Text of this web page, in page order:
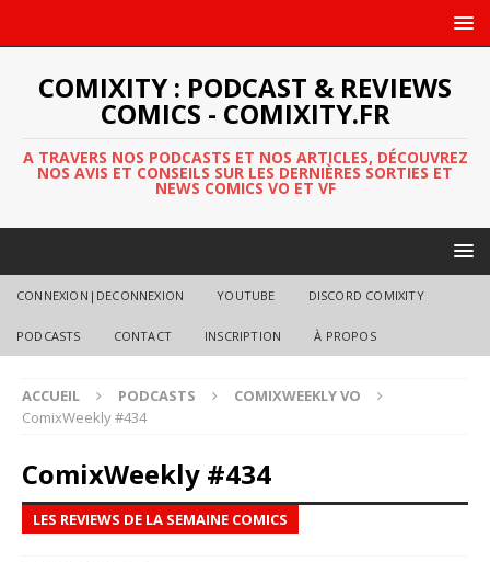
COMIXITY : PODCAST & REVIEWS
COMICS - COMIXITY.FR
A TRAVERS NOS PODCASTS ET NOS ARTICLES, DÉCOUVREZ
NOS AVIS ET CONSEILS SUR LES DERNIÈRES SORTIES ET
NEWS COMICS VO ET VF
CONNEXION|DECONNEXION YOUTUBE DISCORD COMIXITY
PODCASTS CONTACT INSCRIPTION À PROPOS
ACCUEIL PODCASTS
COMIXWEEKLY VO
ComixWeekly #434
ComixWeekly #434
LES REVIEWS DE LA SEMAINE COMICS